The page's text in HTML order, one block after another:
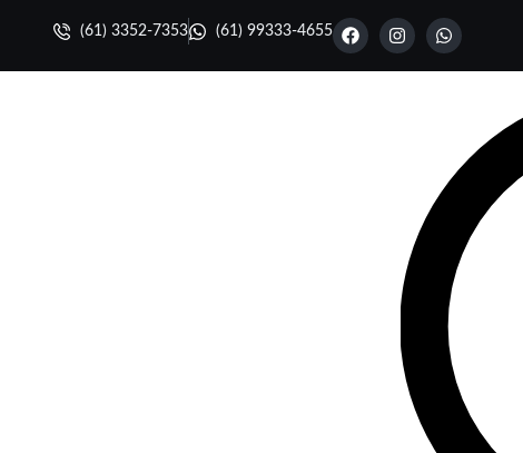
(61) 3352-7353 (61) 99333-4655